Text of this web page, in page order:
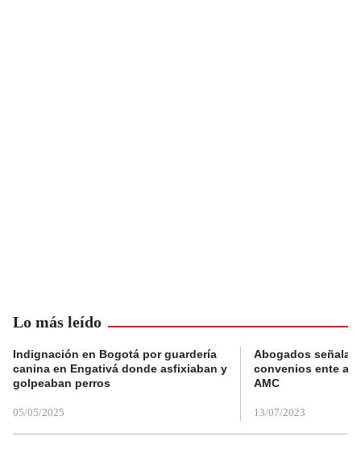
Lo más leído
Indignación en Bogotá por guardería
canina en Engativá donde asfixiaban y
golpeaban perros
05/05/2025
Abogados
convenios ente
AMC
13/07/2023